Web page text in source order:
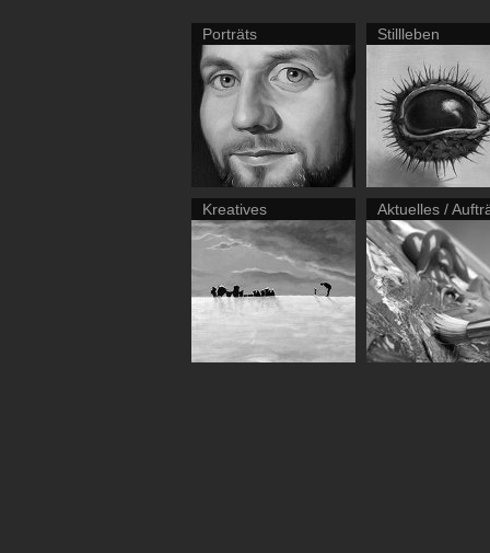
Porträts Stillleben
Kreatives Aktuelles /